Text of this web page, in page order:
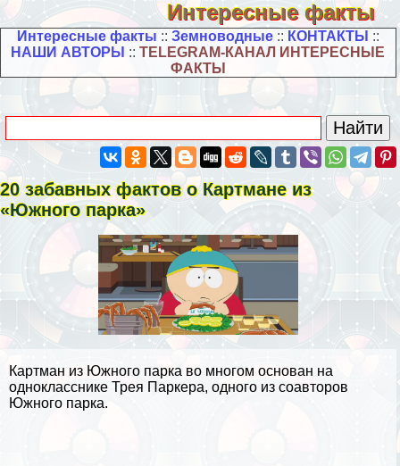
Интересные факты
Интересные факты :: Земноводные:: КОНТАКТЫ ::
НАШИ АВТОРЫ ::TELEGRAM-КАНАЛ ИНТЕРЕСНЫЕ
ФАКТЫ
20 забавных фактов о Картмане из
«Южного парка»
Картман из Южного парка во многом основан на
однокласснике Трея Паркера, одного из соавторов
Южного парка.